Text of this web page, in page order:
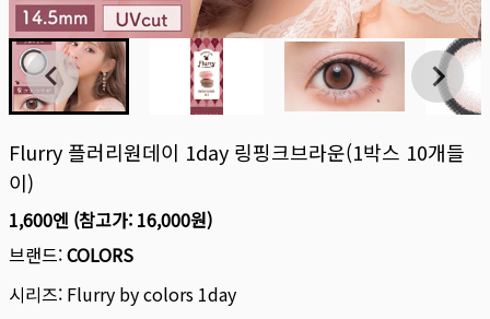
Flurry 플러리원데이 1day 링핑크브라운(1박스 10개들
이)
1,600엔 (참고가: 16,000원)
브랜드:COLORS
시리즈: Flurry by colors 1day